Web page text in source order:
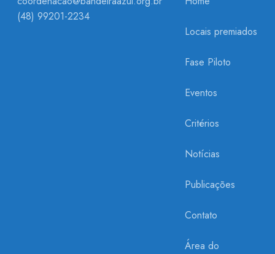
Locais premiados
Fase Piloto
Eventos
Critérios
Notícias
Publicações
Contato
Área do
(48) 99201-2234